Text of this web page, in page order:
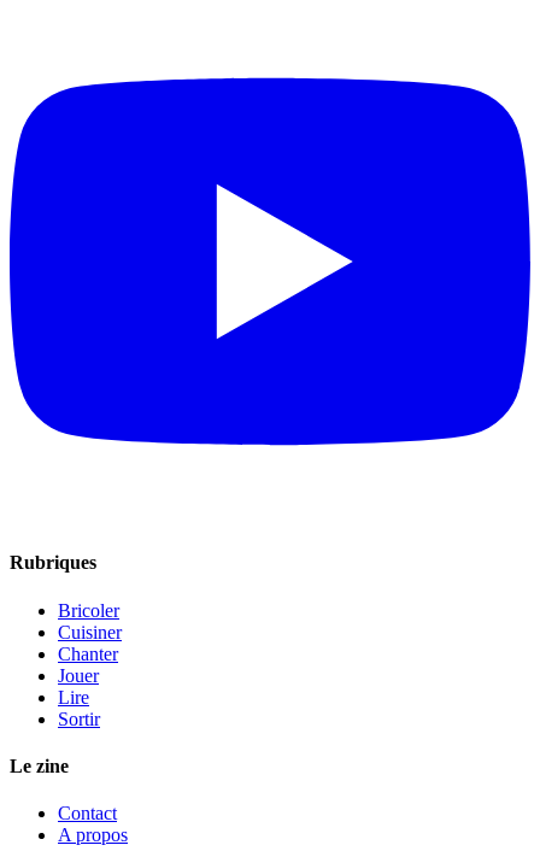
Rubriques
Bricoler
Cuisiner
Chanter
Jouer
Lire
Sortir
Le zine
Contact
A propos